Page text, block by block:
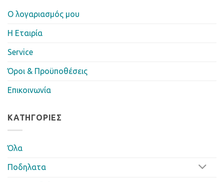
Ο λογαριασμός μου
Η Eταιρία
Service
Όροι & Προϋποθέσεις
Επικοινωνία
ΚΑΤΗΓΟΡΊΕΣ
Όλα
Ποδηλατα